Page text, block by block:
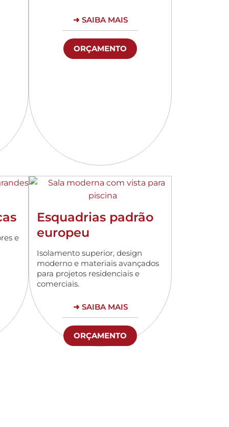
➜ SAIBA MAIS
ORÇAMENTO
e
Esquadrias padrão
europeu
Isolamento superior, design
moderno e materiais avançados
para projetos residenciais e
comerciais.
➜ SAIBA MAIS
ORÇAMENTO